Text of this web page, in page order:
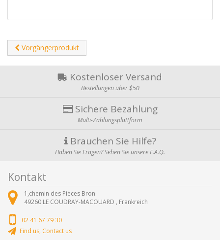
Vorgängerprodukt
Kostenloser Versand
Bestellungen über $50
Sichere Bezahlung
Multi-Zahlungsplattform
Brauchen Sie Hilfe?
Haben Sie Fragen? Sehen Sie unsere F.A.Q.
Kontakt
1,chemin des Pièces Bron
49260 LE COUDRAY-MACOUARD , Frankreich
02 41 67 79 30
Find us, Contact us